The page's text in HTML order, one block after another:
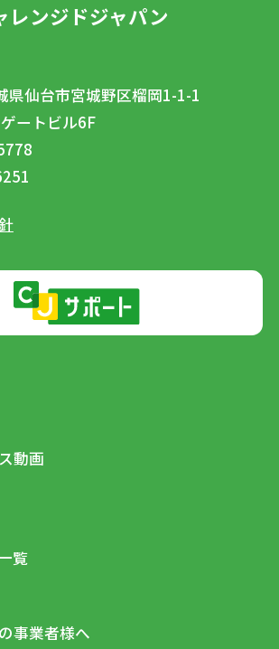
レンジドジャパン
県仙台市宮城野区榴岡1-1-1
ートビル6F
動画
覧
事業者様へ